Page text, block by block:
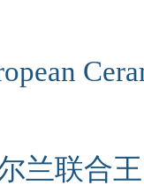
兰联合